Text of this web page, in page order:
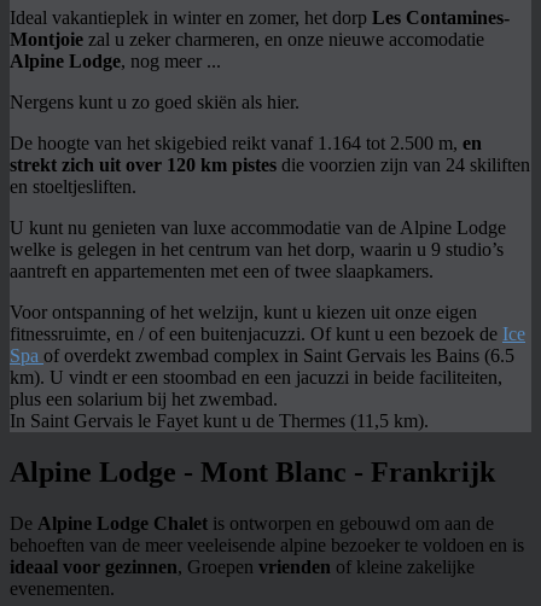
Ideal vakantieplek in winter en zomer, het dorp Les Contamines-
Montjoie zal u zeker charmeren, en onze nieuwe accomodatie
Alpine Lodge, nog meer ...
Nergens kunt u zo goed skiën als hier.
De hoogte van het skigebied reikt vanaf 1.164 tot 2.500 m, en
strekt zich uit over 120 km pistes die voorzien zijn van 24 skiliften
en stoeltjesliften.
U kunt nu genieten van luxe accommodatie van de Alpine Lodge
welke is gelegen in het centrum van het dorp, waarin u 9 studio’s
aantreft en appartementen met een of twee slaapkamers.
Voor ontspanning of het welzijn, kunt u kiezen uit onze eigen
fitnessruimte, en / of een buitenjacuzzi. Of kunt u een bezoek de Ice
Spa of overdekt zwembad complex in Saint Gervais les Bains (6.5
km). U vindt er een stoombad en een jacuzzi in beide faciliteiten,
plus een solarium bij het zwembad.
In Saint Gervais le Fayet kunt u de Thermes (11,5 km).
Alpine Lodge - Mont Blanc - Frankrijk
De Alpine Lodge Chalet is ontworpen en gebouwd om aan de
behoeften van de meer veeleisende alpine bezoeker te voldoen en is
ideaal voor gezinnen, Groepen vrienden of kleine zakelijke
evenementen.